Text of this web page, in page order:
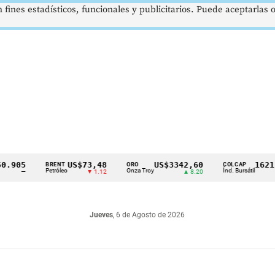
BRENT
Petróleo
US$73,48
▼ 1.12
ORO
Onza Troy
US$3342,60 COLCAP
Índ. Bursátil
1621,34
Jueves, 6 de Agosto de 2026
estadísticos, funcionales y publicitarios. Puede aceptarlas